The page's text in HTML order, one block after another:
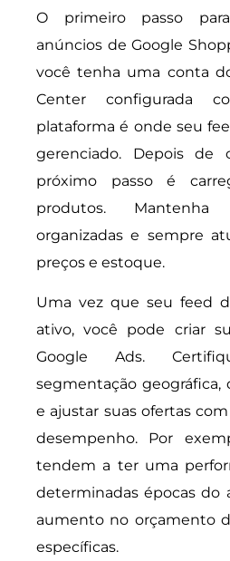
O primeiro passo
anúncios de Google
você tenha uma conta
Center configurada
plataforma é onde seu
gerenciado. Depois de
próximo passo é
produtos. Mantenha
organizadas e sempre
preços e estoque.
Uma vez que seu feed
ativo, você pode criar
Google Ads.
segmentação geográfica,
e ajustar suas ofertas
desempenho. Por
tendem a ter uma
determinadas épocas
aumento no orçamento
específicas.